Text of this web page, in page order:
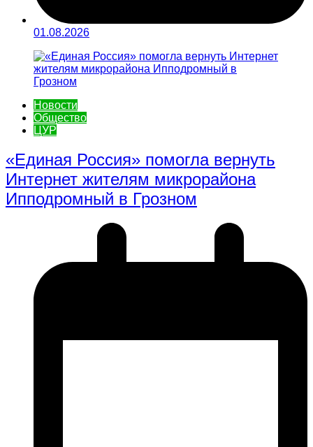
01.08.2026
Новости
Общество
ЦУР
«Единая Россия» помогла вернуть
Интернет жителям микрорайона
Ипподромный в Грозном